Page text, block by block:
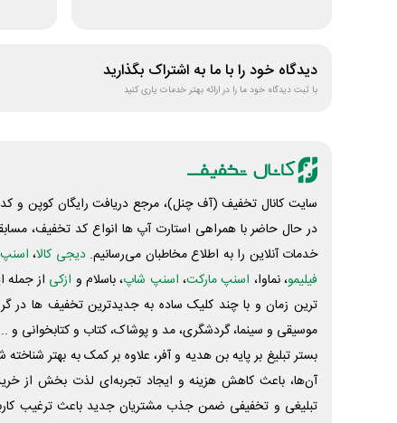
دیدگاه خود را با ما به اشتراک بگذارید
با ثبت دیدگاه خود ما را در ارائه بهتر خدمات یاری کنید
سایت کانال تخفیف (آف چنل)، مرجع دریافت رایگان کوپن و
در حال حاضر با همراهی استارت آپ ها انواع کد تخفیف،
خدمات آنلاین را به اطلاع مخاطبان می‌رسانیم. دیجی کالا، اسنپ
فیلیمو، نماوا، اسنپ مارکت، اسنپ شاپ، باسلام و ازکی از جمله
ترین زمان و با چند کلیک ساده به جدیدترین تخفیف ها در
موسیقی و سینما، گردشگری، مد و پوشاک، کتاب و کتابخوانی و
بستر تبلیغ بر پایه بن هدیه و آفر، علاوه بر کمک به بهتر
آن‌ها، باعث کاهش هزینه و ایجاد تجربه‌ای لذت بخش از
تبلیغی و تخفیفی ضمن جذب مشتریان جدید باعث ترغیب